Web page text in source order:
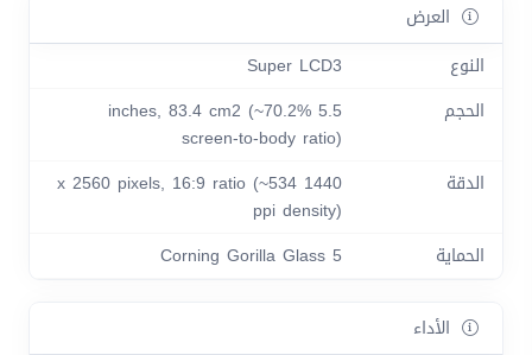
العرض
النوع
Super LCD3
الحجم
5.5 inches, 83.4 cm2 (~70.2%
screen-to-body ratio)
الدقة
1440 x 2560 pixels, 16:9 ratio (~534
ppi density)
الحماية
Corning Gorilla Glass 5
الأداء